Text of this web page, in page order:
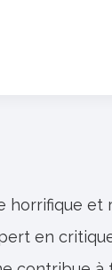
horrifique et
en